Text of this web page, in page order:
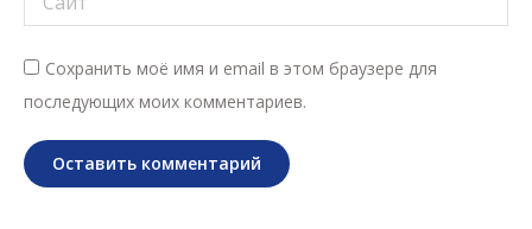
Сохранить моё имя и email в этом браузере для
последующих моих комментариев.
Оставить комментарий